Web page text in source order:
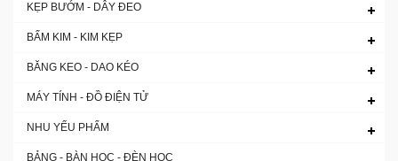
KẸP BƯỚM - DÂY ĐEO
BẤM KIM - KIM KẸP
BĂNG KEO - DAO KÉO
MÁY TÍNH - ĐỒ ĐIỆN TỬ
NHU YẾU PHẨM
BẢNG - BÀN HOC - ĐÈN HỌC